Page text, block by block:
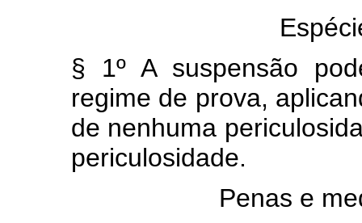
§ 1º A suspensão
regime de prova,
de nenhuma
periculosidade.
Penas e